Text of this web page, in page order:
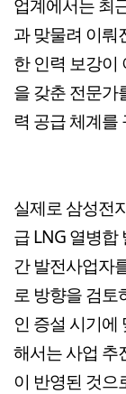
과 맞물려 이뤄
한 인력 보강이
을 갖춘 전문가
력 공급 체계를
실제로 삼성전
급 LNG 열병합
간 발전사업자
로 방향을 검토
인 증설 시기에
해서는 사업 추
이 반영된 것으